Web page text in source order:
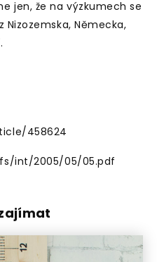
jen, že na výzkumech se
Německa,
458624
int/2005/05/05.pdf